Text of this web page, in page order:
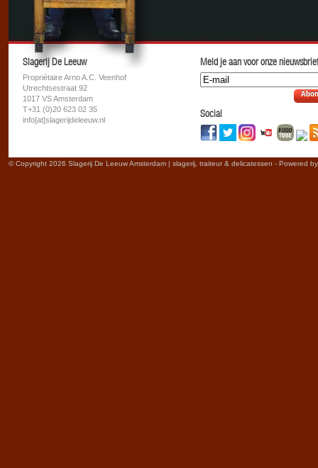
Slagerij De Leeuw
Propriétaire Arno A.C. Veenhof
Utrechtsestraat 92
1017 VS Amsterdam
T+31 (0)20 623 02 35
info[at]slagerijdeleeuw.nl
Meld je aan voor onze
Social
© Copyright 2026 Slagerij De Leeuw Amsterdam | slagerij, traiteur & delicatessen - Powered